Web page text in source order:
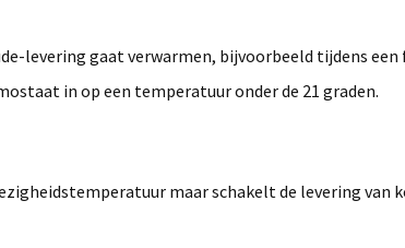
levering gaat verwarmen, bijvoorbeeld tijdens een
in op een temperatuur onder de 21 graden.
maar schakelt de levering van